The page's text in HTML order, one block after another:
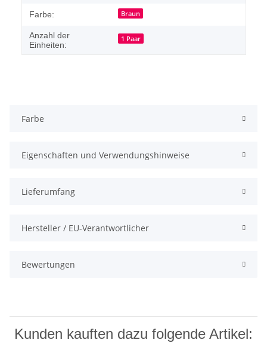
Farbe: Braun
Anzahl der
Einheiten:
1 Paar
Farbe
Eigenschaften und Verwendungshinweise
Lieferumfang
Hersteller / EU-Verantwortlicher
Bewertungen
Kunden kauften dazu folgende Artikel: